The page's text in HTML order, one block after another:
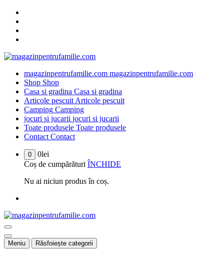
conținut
magazinpentrufamilie.com magazinpentrufamilie.com
Shop Shop
Casa si gradina Casa si gradina
Articole pescuit Articole pescuit
Camping Camping
jocuri si jucarii jocuri si jucarii
Toate produsele Toate produsele
Contact Contact
0 0lei
Coș de cumpărături ÎNCHIDE
Nu ai niciun produs în coș.
Meniu Răsfoiește categorii